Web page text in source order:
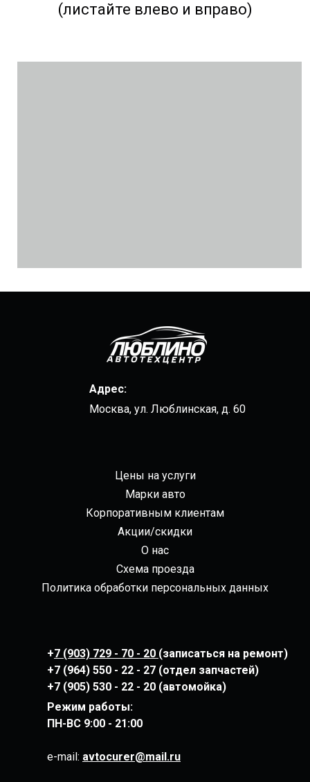
(листайте влево и вправо)
Адрес:
Москва, ул. Люблинская, д. 60
Цены на услуги
Марки авто
Корпоративным клиентам
Акции/скидки
О нас
Схема проезда
Политика обработки персональных данных
+7 (903) 729 - 70 - 20 (записаться на ремонт)
+7 (964) 550 - 22 - 27 (отдел запчастей)
+7 (905) 530 - 22 - 20 (автомойка)
Режим работы:
ПН-ВС 9:00 - 21:00
e-mail: avtocurer@mail.ru